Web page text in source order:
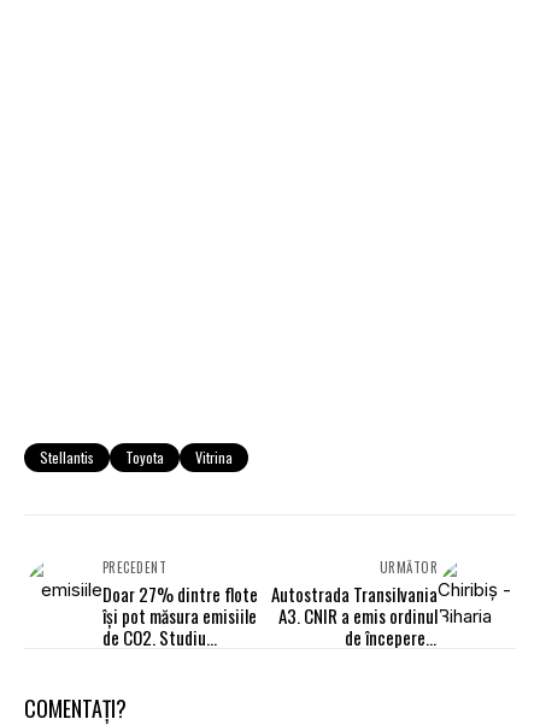
Stellantis Toyota Vitrina
PRECEDENT
Doar 27% dintre flote
își pot măsura emisiile
de CO2. Studiu
URMĂTOR
Autostrada Transilvania
A3. CNIR a emis ordinul
de începere a
COMENTAȚI?